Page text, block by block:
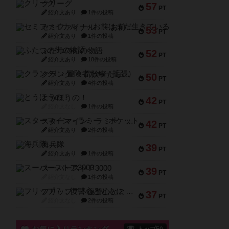
57 PT
クリーグ
紹介文あり 1件の投稿
53 PT
セミファイナル ～お前はまだ生きている～
紹介文あり 1件の投稿
52 PT
ふたつの街の物語
紹介文あり 18件の投稿
50 PT
クランク! ：冒険者たち（拡張）
紹介文あり 4件の投稿
42 PT
とうほうの！
1件の投稿
42 PT
スターマイン・ラミー ポケット
紹介文あり 2件の投稿
39 PT
海兵隊
紹介文あり 1件の投稿
39 PT
スーパーストア3000
1件の投稿
37 PT
フリップ７：復讐心とともに
2件の投稿